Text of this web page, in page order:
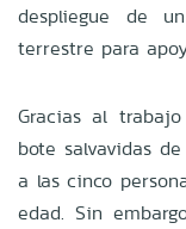
despliegue de
terrestre para
Gracias al
bote salvavidas
a las cinco
edad. Sin